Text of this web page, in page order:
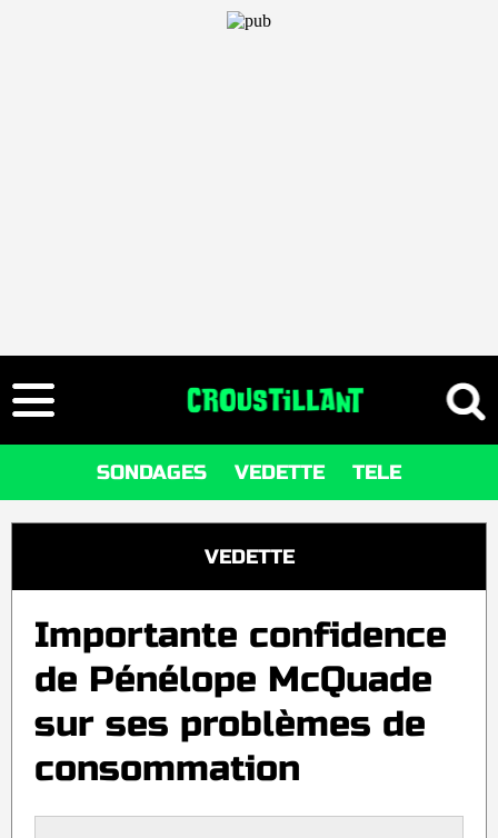
SONDAGES VEDETTE TELE
VEDETTE
Importante confidence
de Pénélope McQuade
sur ses problèmes de
consommation